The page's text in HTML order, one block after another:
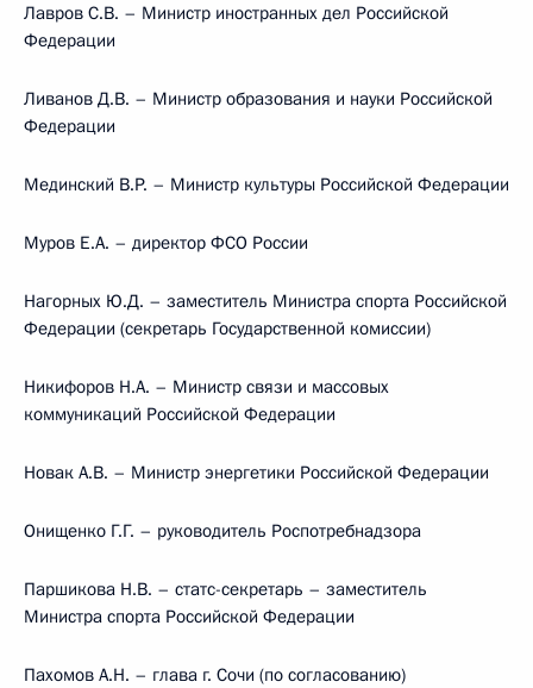
Лавров С.В. – Министр иностранных дел Российской
Федерации
Ливанов Д.В. – Министр образования и науки Российской
Федерации
Мединский В.Р. – Министр культуры Российской Федерации
Муров Е.А. – директор ФСО России
Нагорных Ю.Д. – заместитель Министра спорта Российской
Федерации (секретарь Государственной комиссии)
Никифоров Н.А. – Министр связи и массовых
коммуникаций Российской Федерации
Новак А.В. – Министр энергетики Российской Федерации
Онищенко Г.Г. – руководитель Роспотребнадзора
Паршикова Н.В. – статс-секретарь – заместитель
Министра спорта Российской Федерации
Пахомов А.Н. – глава г. Сочи (по согласованию)